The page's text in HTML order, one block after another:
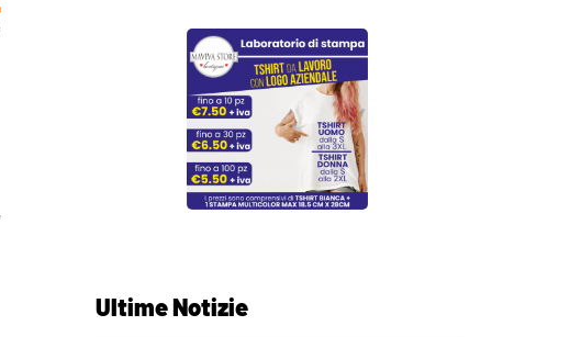
Ultime Notizie